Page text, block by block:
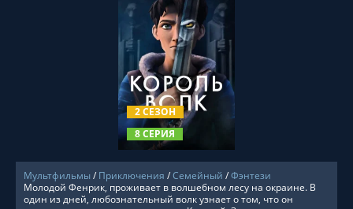
2 СЕЗОН
8 СЕРИЯ
СМОТРЕТЬ ОНЛАЙН
Мультфильмы/ Приключения /Семейный /Фэнтези
Молодой Фенрик, проживает в волшебном лесу на окраине. В
один из дней, любознательный волк узнает о том, что он